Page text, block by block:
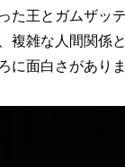
た王とガムザッ
複雑な人間関係
に面白さがありま